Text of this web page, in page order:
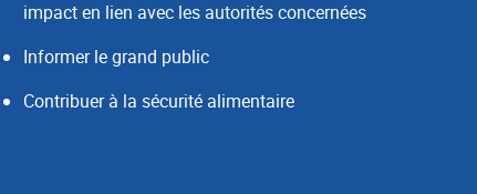
impact en lien avec les autorités concernées
Informer le grand public
Contribuer à la sécurité alimentaire